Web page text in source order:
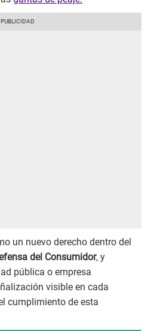
un nuevo derecho dentro del
del Consumidor, y
pública o empresa
visible en cada
cumplimiento de esta